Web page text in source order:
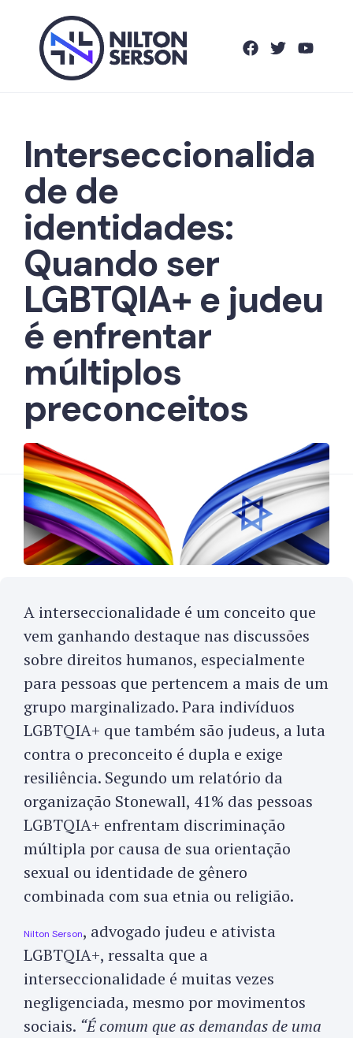
Interseccionalida
de de
identidades:
Quando ser
LGBTQIA+ e judeu
é enfrentar
múltiplos
preconceitos
A interseccionalidade é um conceito que
vem ganhando destaque nas discussões
sobre direitos humanos, especialmente
para pessoas que pertencem a mais de um
grupo marginalizado. Para indivíduos
LGBTQIA+ que também são judeus, a luta
contra o preconceito é dupla e exige
resiliência. Segundo um relatório da
organização Stonewall, 41% das pessoas
LGBTQIA+ enfrentam discriminação
múltipla por causa de sua orientação
sexual ou identidade de gênero
combinada com sua etnia ou religião.
Nilton Serson, advogado judeu e ativista
LGBTQIA+, ressalta que a
interseccionalidade é muitas vezes
negligenciada, mesmo por movimentos
sociais. “É comum que as demandas de uma